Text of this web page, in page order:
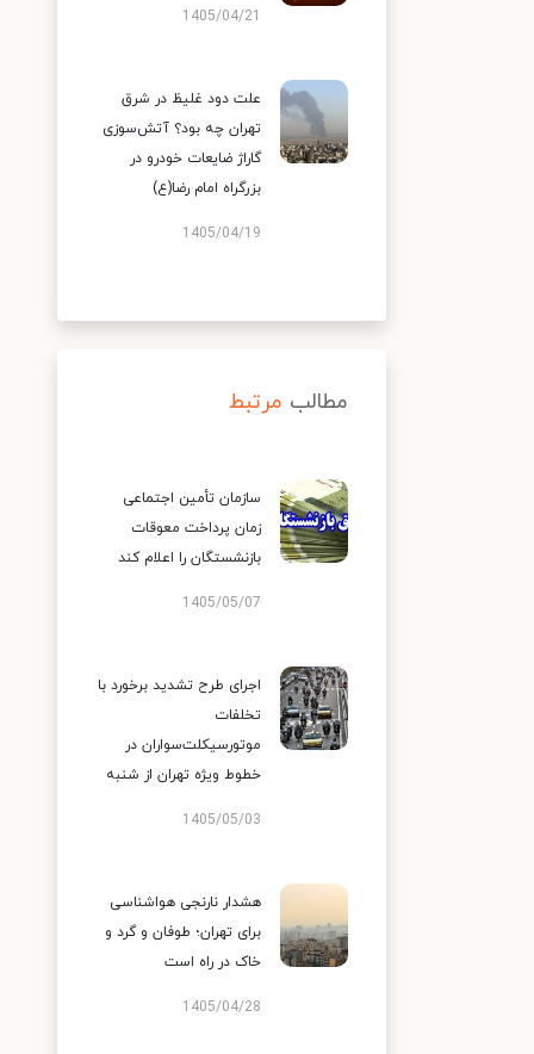
1405/04/21
علت دود غلیظ در شرق
تهران چه بود؟ آتش‌سوزی
گاراژ ضایعات خودرو در
بزرگراه امام رضا(ع)
1405/04/19
مطالب مرتبط
سازمان تأمین اجتماعی
زمان پرداخت معوقات
بازنشستگان را اعلام کند
1405/05/07
اجرای طرح تشدید برخورد با
تخلفات
موتورسیکلت‌سواران در
خطوط ویژه تهران از شنبه
1405/05/03
هشدار نارنجی هواشناسی
برای تهران؛ طوفان و گرد و
خاک در راه است
1405/04/28